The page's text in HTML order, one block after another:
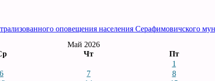
оповещения населения Серафимовичского
Май 2026
Чт Пт
1
6 7 8